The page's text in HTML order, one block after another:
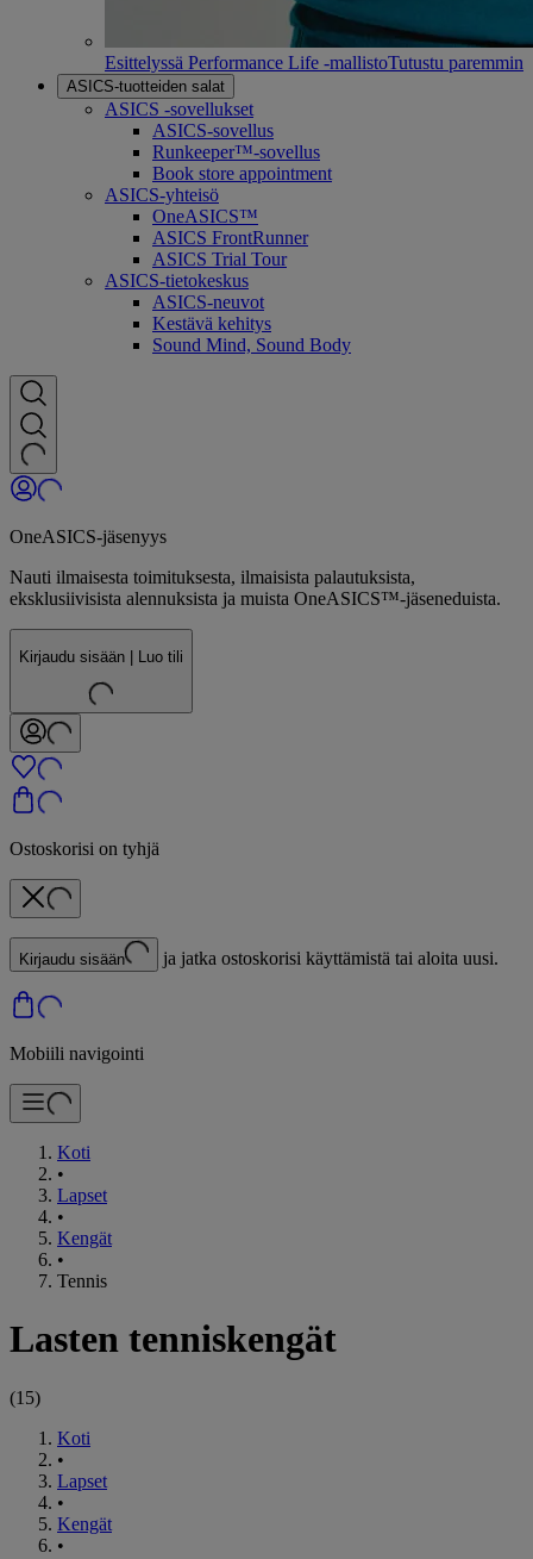
Esittelyssä Performance Life -mallistoTutustu paremmin
ASICS-tuotteiden salat
ASICS -sovellukset
ASICS-sovellus
Runkeeper™-sovellus
Book store appointment
ASICS-yhteisö
OneASICS™
ASICS FrontRunner
ASICS Trial Tour
ASICS-tietokeskus
ASICS-neuvot
Kestävä kehitys
Sound Mind, Sound Body
OneASICS-jäsenyys
Nauti ilmaisesta toimituksesta, ilmaisista palautuksista,
eksklusiivisista alennuksista ja muista OneASICS™-jäseneduista.
Kirjaudu sisään | Luo tili
Ostoskorisi on tyhjä
Kirjaudu sisään ja jatka ostoskorisi käyttämistä tai aloita uusi.
Mobiili navigointi
Koti
•
Lapset
•
Kengät
•
Tennis
Lasten tenniskengät
(15)
Koti
•
Lapset
•
Kengät
•